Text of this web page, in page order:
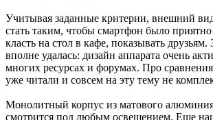
Учитывая заданные критерии, внешний
стать таким, чтобы смартфон было приятно
класть на стол в кафе, показывать друзьям.
вполне удалась: дизайн аппарата очень
многих ресурсах и форумах. Про
уже читали и совсем на эту тему не
Монолитный корпус из матового
смотрится под любым освещением. Еще